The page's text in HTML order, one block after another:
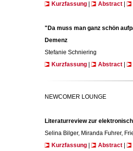
Kurzfassung
Abstract
"Da muss man ganz schön
Demenz
Stefanie Schniering
Kurzfassung
Abstract
NEWCOMER LOUNGE
Literaturreview zur
Selina Bilger, Miranda Fuhrer,
Kurzfassung
Abstract